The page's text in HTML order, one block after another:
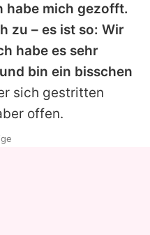
habe mich gezofft.
zu – es ist so: Wir
habe es sehr
bin ein bisschen
sich gestritten
offen.